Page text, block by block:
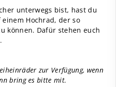
unterwegs bist, hast du
Hochrad, der so
können. Dafür stehen euch
zur Verfügung, wenn
bring es bitte mit.